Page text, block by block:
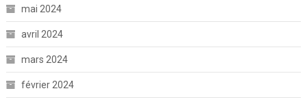
mai 2024
avril 2024
mars 2024
février 2024